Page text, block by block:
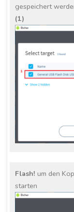
gespeichert
(1)
Flash! um den
starten